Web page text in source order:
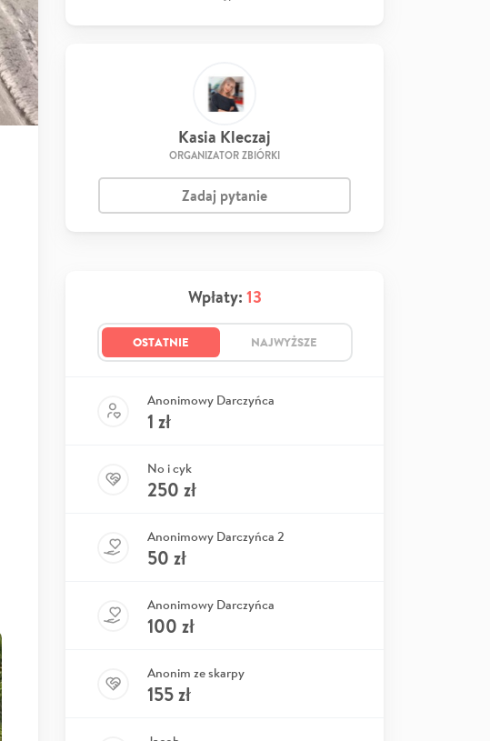
Kasia Kleczaj
ORGANIZATOR ZBIÓRKI
Zadaj pytanie
Wpłaty: 13
OSTATNIE NAJWYŻSZE
Anonimowy Darczyńca
1 zł
No i cyk
250 zł
Anonimowy Darczyńca 2
50 zł
Anonimowy Darczyńca
100 zł
Anonim ze skarpy
155zł